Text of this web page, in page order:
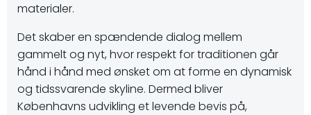
materialer.
Det skaber en spændende dialog mellem
gammelt og nyt, hvor respekt for traditionen går
hånd i hånd med ønsket om at forme en dynamisk
og tidssvarende skyline. Dermed bliver
Københavns udvikling et levende bevis på,